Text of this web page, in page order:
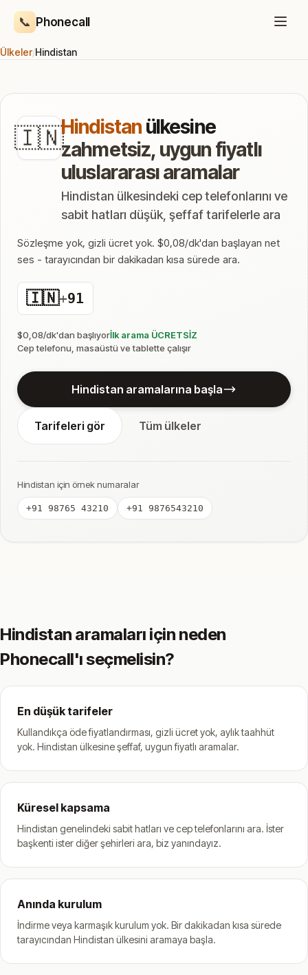
📞 Phonecall
Ülkeler/Hindistan
🇮🇳Hindistan ülkesine
zahmetsiz, uygun fiyatlı
uluslararası aramalar
Hindistan ülkesindeki cep telefonlarını ve
sabit hatları düşük, şeffaf tarifelerle ara
Sözleşme yok, gizli ücret yok. $0,08/dk'dan başlayan net
ses - tarayıcından bir dakikadan kısa sürede ara.
🇮🇳+91
$0,08/dk'dan başlıyorİlk arama ÜCRETSİZ
Cep telefonu, masaüstü ve tablette çalışır
Hindistan aramalarına başla
Tarifeleri gör Tüm ülkeler
Hindistan için örnek numaralar
+91 98765 43210 +91 9876543210
Hindistan aramaları için neden
Phonecall'ı seçmelisin?
En düşük tarifeler
Kullandıkça öde fiyatlandırması, gizli ücret yok, aylık taahhüt
yok. Hindistan ülkesine şeffaf, uygun fiyatlı aramalar.
Küresel kapsama
Hindistan genelindeki sabit hatları ve cep telefonlarını ara. İster
başkenti ister diğer şehirleri ara, biz yanındayız.
Anında kurulum
İndirme veya karmaşık kurulum yok. Bir dakikadan kısa sürede
tarayıcından Hindistan ülkesini aramaya başla.